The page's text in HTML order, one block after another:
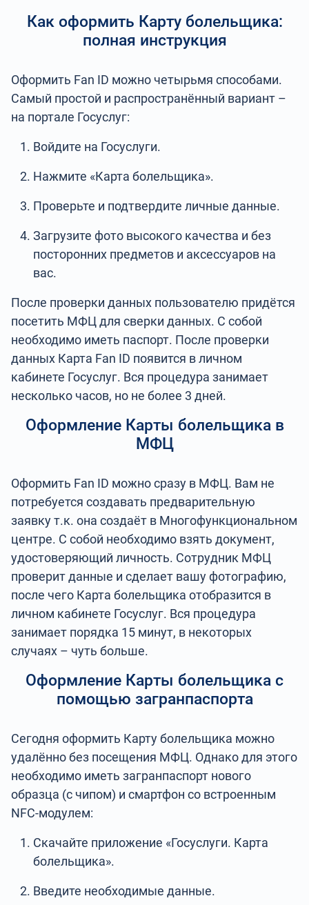
Как оформить Карту болельщика:
полная инструкция
Оформить Fan ID можно четырьмя способами.
Самый простой и распространённый вариант –
на портале Госуслуг:
Войдите на Госуслуги.
Нажмите «Карта болельщика».
Проверьте и подтвердите личные данные.
Загрузите фото высокого качества и без
посторонних предметов и аксессуаров на
вас.
После проверки данных пользователю придётся
посетить МФЦ для сверки данных. С собой
необходимо иметь паспорт. После проверки
данных Карта Fan ID появится в личном
кабинете Госуслуг. Вся процедура занимает
несколько часов, но не более 3 дней.
Оформление Карты болельщика в
МФЦ
Оформить Fan ID можно сразу в МФЦ. Вам не
потребуется создавать предварительную
заявку т.к. она создаёт в Многофункциональном
центре. С собой необходимо взять документ,
удостоверяющий личность. Сотрудник МФЦ
проверит данные и сделает вашу фотографию,
после чего Карта болельщика отобразится в
личном кабинете Госуслуг. Вся процедура
занимает порядка 15 минут, в некоторых
случаях – чуть больше.
Оформление Карты болельщика с
помощью загранпаспорта
Сегодня оформить Карту болельщика можно
удалённо без посещения МФЦ. Однако для этого
необходимо иметь загранпаспорт нового
образца (с чипом) и смартфон со встроенным
NFC-модулем:
Скачайте приложение «Госуслуги. Карта
болельщика».
Введите необходимые данные.